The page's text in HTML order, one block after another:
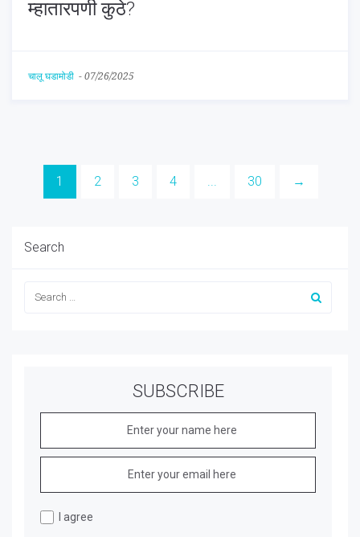
म्हातारपणी कुठे?
चालू घडामोडी - 07/26/2025
1 2 3 4 30 →
Search
SUBSCRIBE
I agree